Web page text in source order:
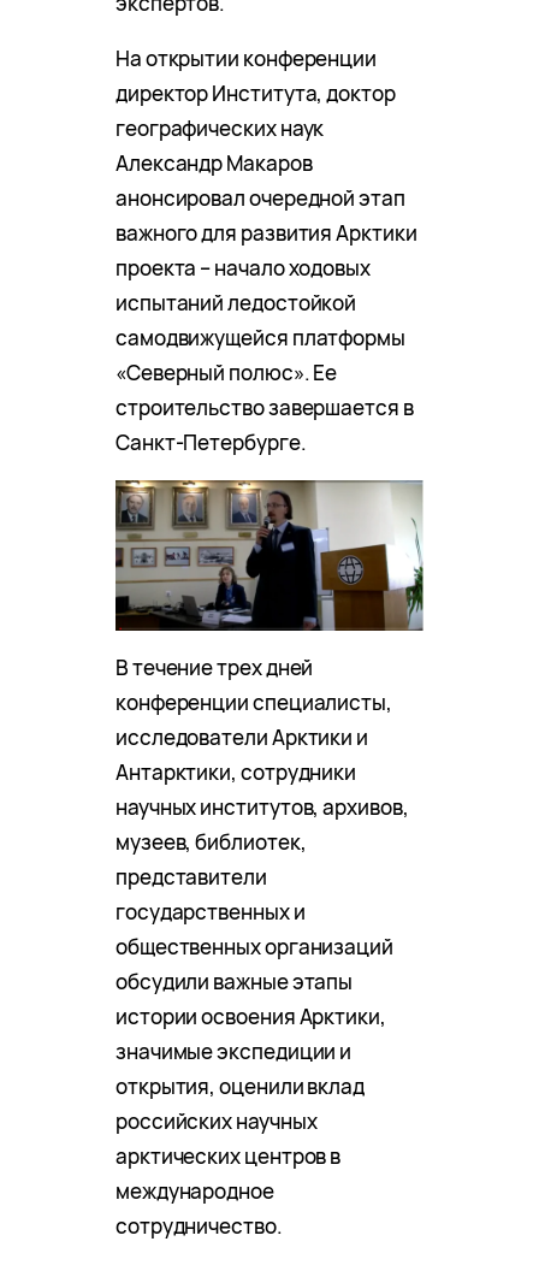
На открытии конференции
директор Института, доктор
географических наук
Александр Макаров
анонсировал очередной этап
важного для развития Арктики
проекта – начало ходовых
испытаний ледостойкой
самодвижущейся платформы
«Северный полюс». Ее
строительство завершается в
Санкт‑Петербурге.
В течение трех дней
конференции специалисты,
исследователи Арктики и
Антарктики, сотрудники
научных институтов, архивов,
музеев, библиотек,
представители
государственных и
общественных организаций
обсудили важные этапы
истории освоения Арктики,
значимые экспедиции и
открытия, оценили вклад
российских научных
арктических центров в
международное
сотрудничество.